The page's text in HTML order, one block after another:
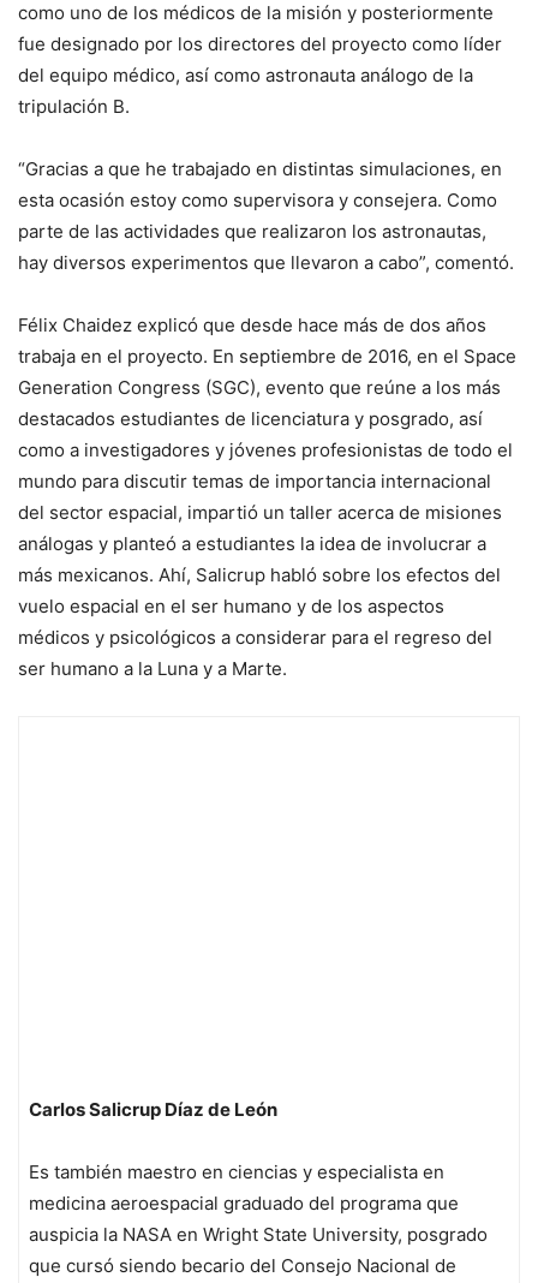
como uno de los médicos de la misión y posteriormente
fue designado por los directores del proyecto como líder
del equipo médico, así como astronauta análogo de la
tripulación B.
“Gracias a que he trabajado en distintas simulaciones, en
esta ocasión estoy como supervisora y consejera. Como
parte de las actividades que realizaron los astronautas,
hay diversos experimentos que llevaron a cabo”, comentó.
Félix Chaidez explicó que desde hace más de dos años
trabaja en el proyecto. En septiembre de 2016, en el Space
Generation Congress (SGC), evento que reúne a los más
destacados estudiantes de licenciatura y posgrado, así
como a investigadores y jóvenes profesionistas de todo el
mundo para discutir temas de importancia internacional
del sector espacial, impartió un taller acerca de misiones
análogas y planteó a estudiantes la idea de involucrar a
más mexicanos. Ahí, Salicrup habló sobre los efectos del
vuelo espacial en el ser humano y de los aspectos
médicos y psicológicos a considerar para el regreso del
ser humano a la Luna y a Marte.
Carlos Salicrup Díaz de León
Es también maestro en ciencias y especialista en
medicina aeroespacial graduado del programa que
auspicia la NASA en Wright State University, posgrado
que cursó siendo becario del Consejo Nacional de